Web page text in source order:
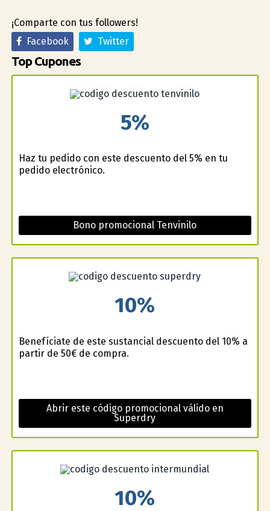
¡Comparte con tus followers!
Facebook
Twitter
Top Cupones
5%
Haz tu pedido con este descuento del 5% en tu
pedido electrónico.
Bono promocional Tenvinilo
10%
Benefíciate de este sustancial descuento del 10% a
partir de 50€ de compra.
Abrir este código promocional válido en
Superdry
10%